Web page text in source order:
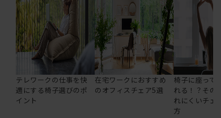
テレワークの仕事を快
適にする椅子選びのポ
イント
在宅ワークにおすすめ
のオフィスチェア5選
椅子に座って
れる！？その
れにくいチェ
方